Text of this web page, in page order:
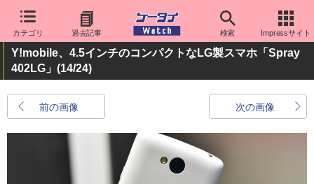
カテゴリ 過去記事 検索 Impressサイト
Y!mobile、4.5インチのコンパクトなLG製スマホ「Spray
402LG」 (14/24)
前の画像 次の画像